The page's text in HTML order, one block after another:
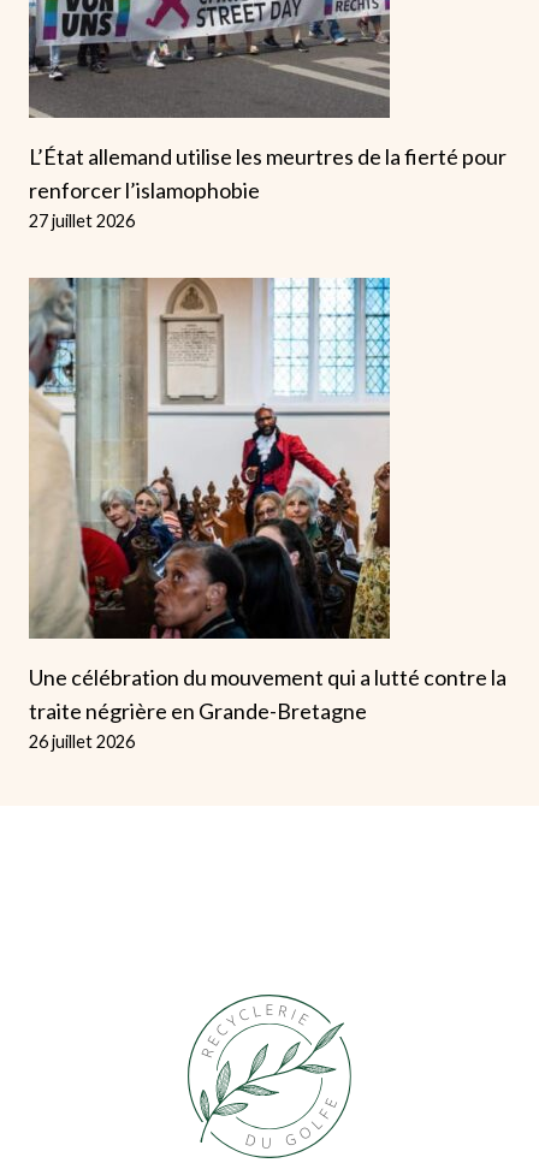
L’État allemand utilise les meurtres de la fierté pour
renforcer l’islamophobie
27 juillet 2026
Une célébration du mouvement qui a lutté contre la
traite négrière en Grande-Bretagne
26 juillet 2026